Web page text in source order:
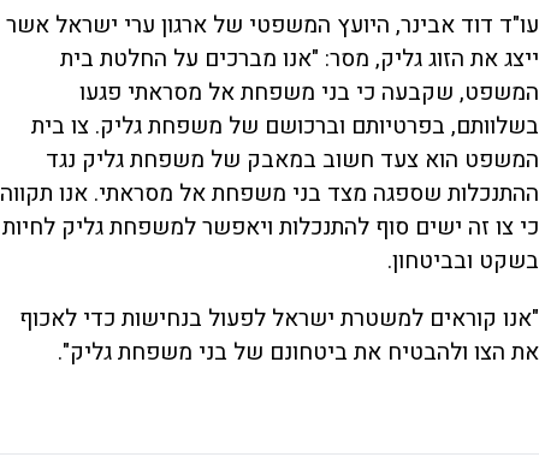
עו"ד דוד אבינר, היועץ המשפטי של ארגון ערי ישראל אשר
ייצג את הזוג גליק, מסר: "אנו מברכים על החלטת בית
המשפט, שקבעה כי בני משפחת אל מסראתי פגעו
בשלוותם, בפרטיותם וברכושם של משפחת גליק. צו בית
המשפט הוא צעד חשוב במאבק של משפחת גליק נגד
ההתנכלות שספגה מצד בני משפחת אל מסראתי. אנו תקווה
כי צו זה ישים סוף להתנכלות ויאפשר למשפחת גליק לחיות
בשקט ובביטחון.
"אנו קוראים למשטרת ישראל לפעול בנחישות כדי לאכוף
את הצו ולהבטיח את ביטחונם של בני משפחת גליק".